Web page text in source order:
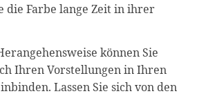
die Farbe lange Zeit in ihrer
können Sie
Ihren Vorstellungen in Ihren
Lassen Sie sich von den